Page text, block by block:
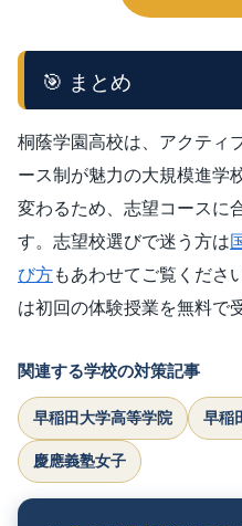
🎯 まとめ
桐蔭学園高校は、アクティ
ース制が魅力の大規模進学
変わるため、志望コースに
す。志望校選びで迷う方は
び方もあわせてご覧くださ
は初回の体験授業を無料で
関連する学校の対策記事
早稲田大学高等学院 早稲
慶應義塾女子